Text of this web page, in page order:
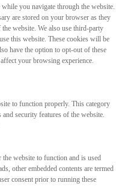
you navigate through the website.
are stored on your browser as they
website. We also use third-party
this website. These cookies will be
have the option to opt-out of these
your browsing experience.
to function properly. This category
security features of the website.
website to function and is used
other embedded contents are termed
consent prior to running these